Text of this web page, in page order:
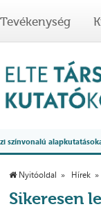
Tevékenység
színvonalú
Nyitóoldal Hírek
Sikeresen